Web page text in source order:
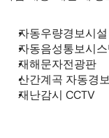
자동우량경보시설
자동음성통보시
재해문자전광판
산간계곡 자동경
재난감시 CCTV